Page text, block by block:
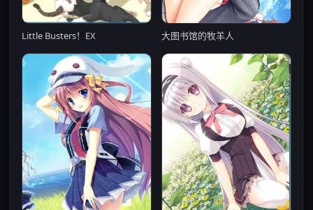
Little Busters！EX 大图书馆的牧羊人